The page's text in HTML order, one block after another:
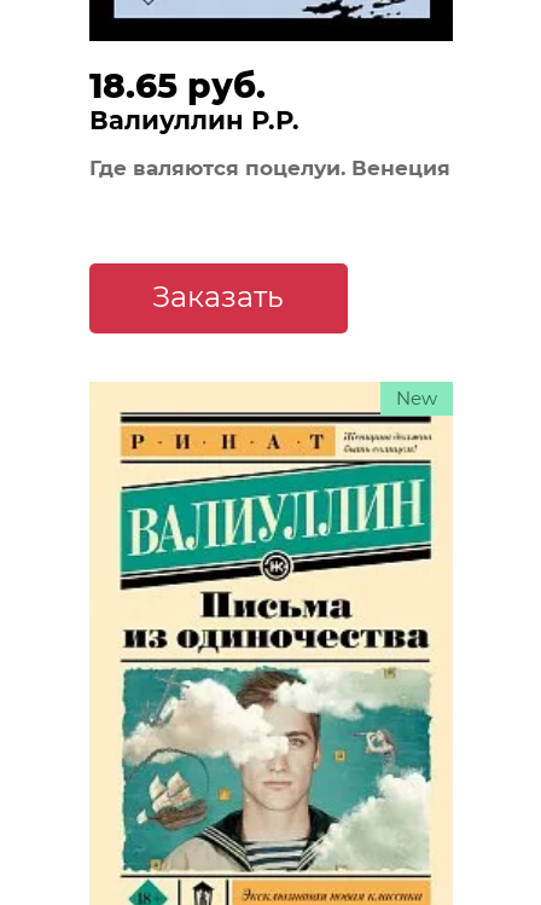
18.65 руб.
Валиуллин Р.Р.
Где валяются поцелуи. Венеция
Заказать
New